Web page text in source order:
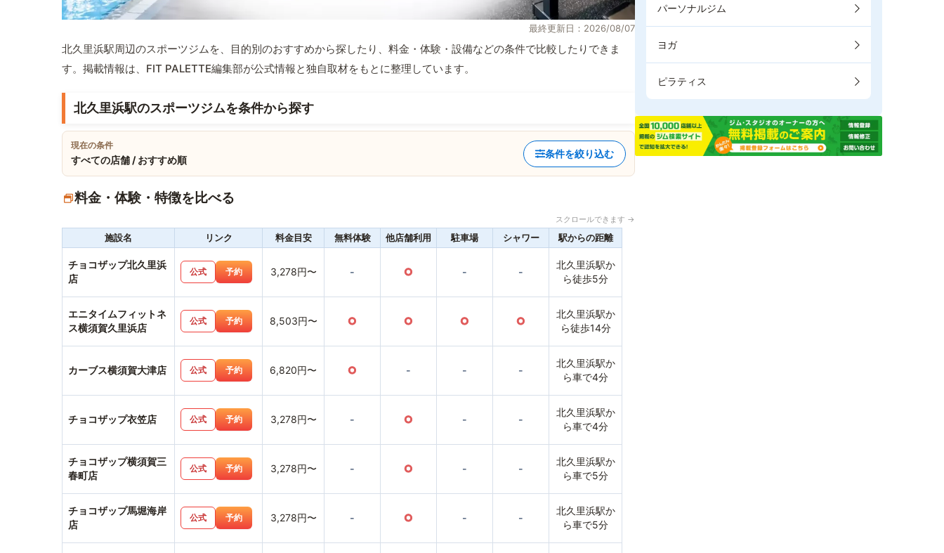
最終更新日：2026/08/07
北久里浜駅周辺のスポーツジムを、目的別のおすすめから探したり、料金・体験・設備などの条件で比較したりできま
す。掲載情報は、FIT PALETTE編集部が公式情報と独自取材をもとに整理しています。
北久里浜駅のスポーツジムを条件から探す
現在の条件
すべての店舗 / おすすめ順
条件を絞り込む
料金・体験・特徴を比べる
スクロールできます →
施設名 リンク 料金目安 無料体験 他店舗利用 駐車場 シャワー 駅からの距離
チョコザップ北久里浜
店
公式 予約 3,278円〜 - ○ - -
北久里浜駅か
ら徒歩5分
エニタイムフィットネ
ス横須賀久里浜店
公式 予約 8,503円〜 ○ ○ ○ ○
北久里浜駅か
ら徒歩14分
カーブス横須賀大津店 公式 予約 6,820円〜 ○ - - -
北久里浜駅か
ら車で4分
チョコザップ衣笠店 公式 予約 3,278円〜 - ○ - -
北久里浜駅か
ら車で4分
チョコザップ横須賀三
春町店
公式 予約 3,278円〜 - ○ - -
北久里浜駅か
ら車で5分
チョコザップ馬堀海岸
店
公式 予約 3,278円〜 - ○ - -
北久里浜駅か
ら車で5分
パーソナルジム
ヨガ
ピラティス